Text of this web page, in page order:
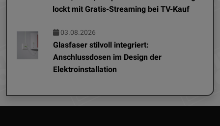
lockt mit Gratis-Streaming bei TV-Kauf
03.08.2026
Glasfaser stilvoll integriert:
Anschlussdosen im Design der
Elektroinstallation